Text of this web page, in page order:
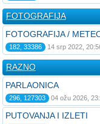
FOTOGRAFIJA
FOTOGRAFIJA /
182, 33386 14 srp 2022,
RAZNO
PARLAONICA
296, 127303 04 ožu 2026,
PUTOVANJA I IZLETI